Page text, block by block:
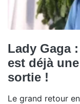
Lady Gaga
est déjà
sortie !
Le grand retour